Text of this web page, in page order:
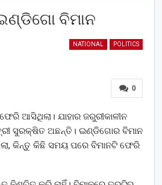
ବିମାନ
NATIONAL POLITICS
0
ଆସିଥିଲା। ଯାହାର ଜରୁରୀକାଳୀନ
ସୁରକ୍ଷିତ ଅଛନ୍ତି। ଇଣ୍ଡିଗୋର ବିମାନ
କିନ୍ତୁ କିଛି ସମୟ ପରେ ବିମାନଟି ଫେରି